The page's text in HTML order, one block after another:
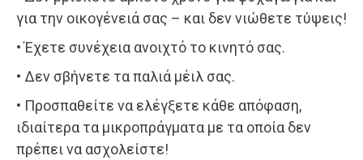
για την οικογένειά σας – και δεν νιώθετε τύψεις!
• Έχετε συνέχεια ανοιχτό το κινητό σας.
• Δεν σβήνετε τα παλιά μέιλ σας.
• Προσπαθείτε να ελέγξετε κάθε απόφαση,
ιδιαίτερα τα μικροπράγματα με τα οποία δεν
πρέπει να ασχολείστε!